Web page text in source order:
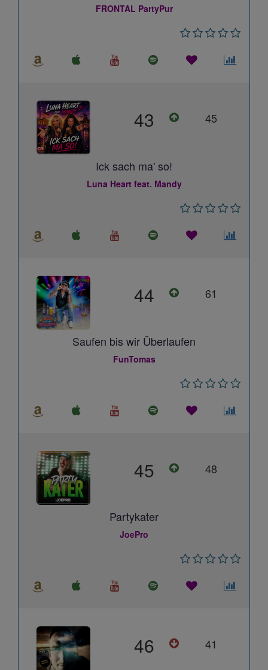
FRONTAL PartyPur
43 45
Ick sach ma' so!
Luna Heart feat. Mandy
44 61
Saufen bis wir Überlaufen
FunTomas
45 48
Partykater
JoePro
46 41